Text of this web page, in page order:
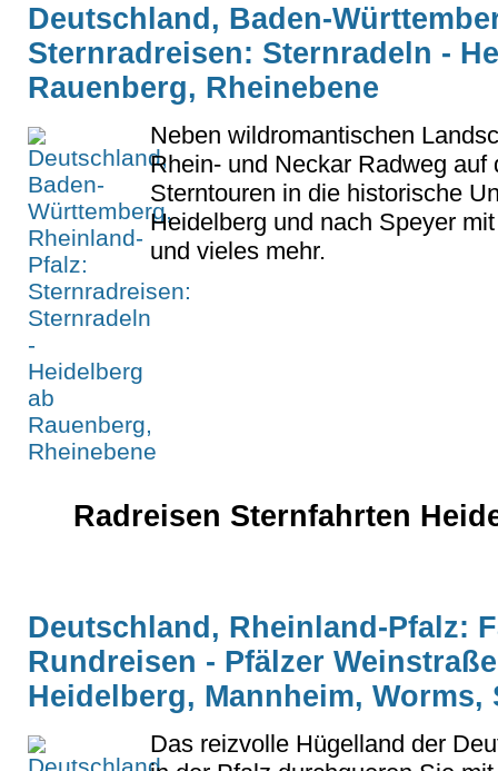
Deutschland, Baden-
Sternradreisen: Sternradeln -
Rauenberg, Rheinebene
Neben wildromantischen
Rhein- und Neckar Radweg auf
Sterntouren in die historische
Heidelberg und nach Speyer
und vieles mehr.
Radreisen Sternfahrten
Deutschland, Rheinland-Pfalz:
Rundreisen - Pfälzer
Heidelberg, Mannheim, Worms,
Das reizvolle Hügelland der